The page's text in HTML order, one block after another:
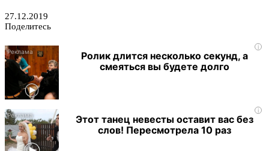
27.12.2019
Поделитесь
i
Ролик длится несколько секунд, а
смеяться вы будете долго
i
Этот танец невесты оставит вас без
слов! Пересмотрела 10 раз